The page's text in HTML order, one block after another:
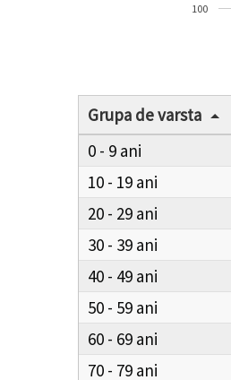
100
Grupa de varsta
0 - 9
10 - 19
20 - 29
30 - 39
40 - 49
50 - 59
60 - 69
70 - 79